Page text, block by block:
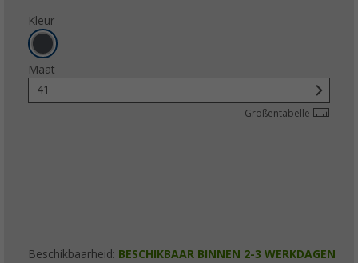
Kleur
Maat
41
Größentabelle
Beschikbaarheid: BESCHIKBAAR BINNEN 2-3 WERKDAGEN